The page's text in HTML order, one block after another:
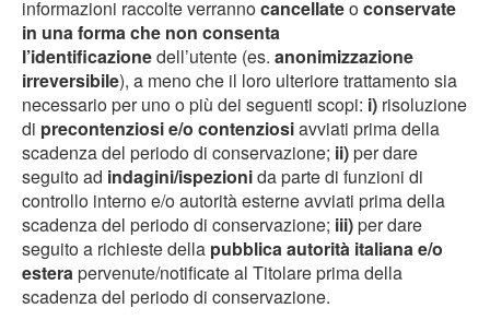
informazioni raccolte verrannocancellateoconservate
in una forma che non consenta
l’identificazionedell’utente (es. anonimizzazione
irreversibile), a meno che il loro ulteriore trattamento sia
necessario per uno o più dei seguenti scopi: i) risoluzione
di precontenziosi e/o contenziosiavviati prima della
scadenza del periodo di conservazione; ii)per dare
seguito ad indagini/ispezionida parte di funzioni di
controllo interno e/o autorità esterne avviati prima della
scadenza del periodo di conservazione; iii)per dare
seguito a richieste della pubblica autorità italiana e/o
esterapervenute/notificate al Titolare prima della
scadenza del periodo di conservazione.